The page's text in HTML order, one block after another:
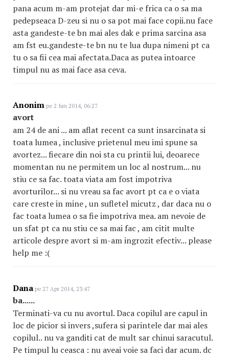
pana acum m-am protejat dar mi-e frica ca o sa ma
pedepseaca D-zeu si nu o sa pot mai face copii.nu face
asta gandeste-te bn mai ales dak e prima sarcina asa
am fst eu.gandeste-te bn nu te lua dupa nimeni pt ca
tu o sa fii cea mai afectata.Daca as putea intoarce
timpul nu as mai face asa ceva.
Anonim pe 2 Iun 2014, 06:27
avort
am 24 de ani ... am aflat recent ca sunt insarcinata si
toata lumea , inclusive prietenul meu imi spune sa
avortez... fiecare din noi sta cu printii lui, deoarece
momentan nu ne permitem un loc al nostrum... nu
stiu ce sa fac. toata viata am fost impotriva
avorturilor... si nu vreau sa fac avort pt ca e o viata
care creste in mine , un sufletel micutz , dar daca nu o
fac toata lumea o sa fie impotriva mea. am nevoie de
un sfat pt ca nu stiu ce sa mai fac , am citit multe
articole despre avort si m-am ingrozit efectiv... please
help me :(
Dana pe 27 Apr 2014, 23:47
ba......
Terminati-va cu nu avortul. Daca copilul are capul in
loc de picior si invers ,sufera si parintele dar mai ales
copilul.. nu va ganditi cat de mult sar chinui saracutul.
Pe timpul lu ceasca : nu aveai voie sa faci dar acum. dc